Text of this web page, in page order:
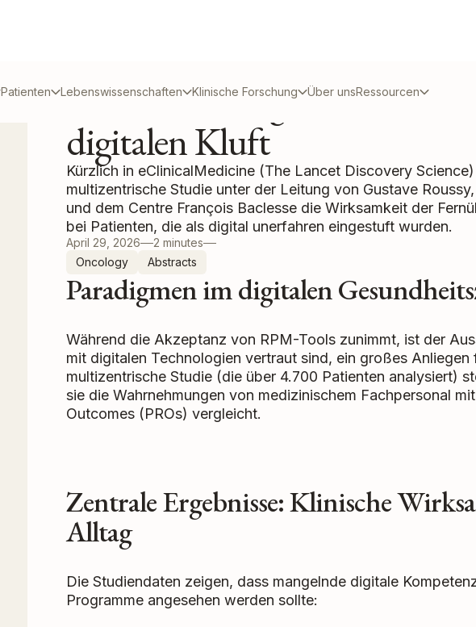
Patienten Lebenswissenschaften Klinische Forschung Über unsRessourcen
Telemonitoring in der
digitalen Kluft
Kürzlich in eClinicalMedicine (The Lancet Discovery
multizentrische Studie unter der Leitung von Gustave
und dem Centre François Baclesse die Wirksamkeit der
bei Patienten, die als digital unerfahren eingestuft wurden.
April 29, 2026
2 minutes
Oncology
Abstracts
Paradigmen im digitalen
Während die Akzeptanz von RPM-Tools zunimmt, ist der
mit digitalen Technologien vertraut sind, ein großes
multizentrische Studie (die über 4.700 Patienten analysiert)
sie die Wahrnehmungen von medizinischem Fachpersonal
Outcomes (PROs) vergleicht.
Zentrale Ergebnisse: Klinische
Alltag
Die Studiendaten zeigen, dass mangelnde digitale
Programme angesehen werden sollte: